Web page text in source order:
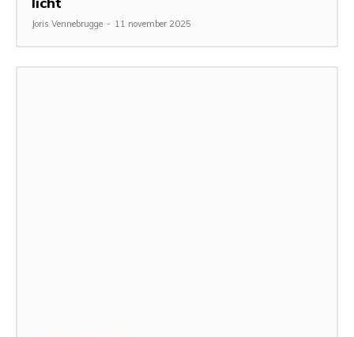
Joris Vennebrugge - 11 november 2025